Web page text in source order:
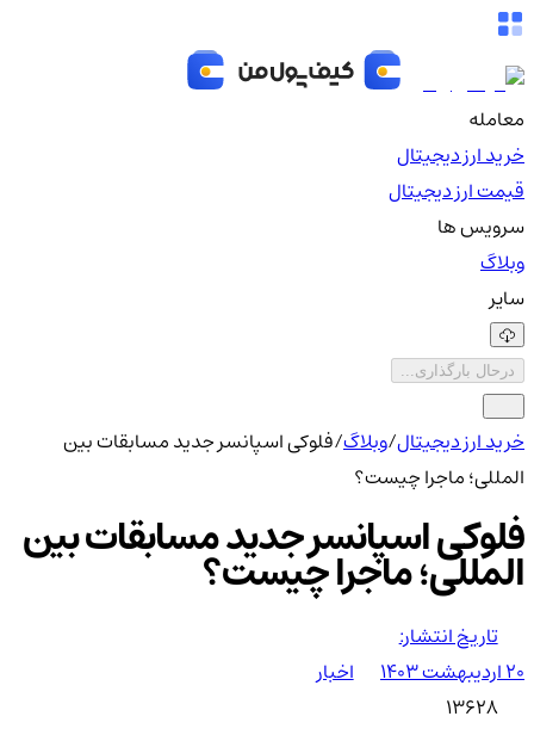
معامله
خرید ارز دیجیتال
قیمت ارز دیجیتال
سرویس ها
وبلاگ
سایر
درحال بارگذاری...
خرید ارز دیجیتال/وبلاگ/فلوکی اسپانسر جدید مسابقات بین
المللی؛ ماجرا چیست؟
فلوکی اسپانسر جدید مسابقات بین
المللی؛ ماجرا چیست؟
تاریخ انتشار:
۲۰ اردیبهشت ۱۴۰۳
اخبار
13628